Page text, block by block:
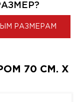
РАЗМЕРАМ
70 СМ. X